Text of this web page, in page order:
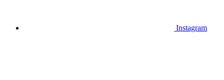
Instagram